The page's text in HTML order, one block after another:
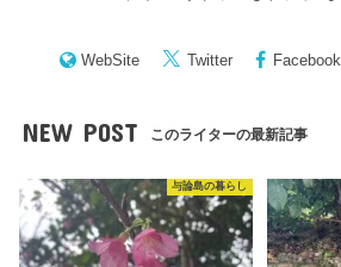
WebSite Twitter Facebook
NEW POST このライターの最新記事
与論島の暮らし